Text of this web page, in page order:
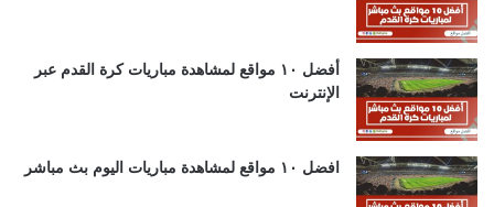
أفضل ١٠ مواقع لمشاهدة مباريات كرة القدم عبر
الإنترنت
افضل ١٠ مواقع لمشاهدة مباريات اليوم بث مباشر